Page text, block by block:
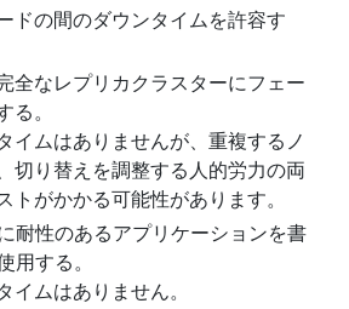
ドの間のダウンタイムを許容す
全なレプリカクラスターにフェー
。
イムはありませんが、重複するノ
切り替えを調整する人的労力の両
トがかかる可能性があります。
耐性のあるアプリケーションを書
用する。
イムはありません。